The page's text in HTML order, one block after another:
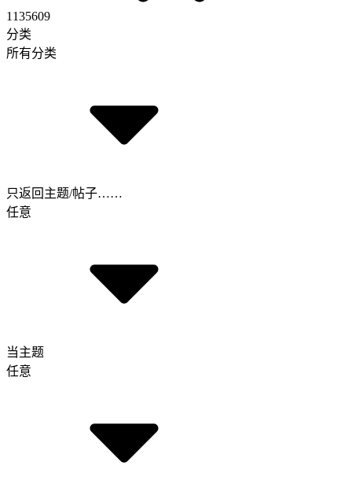
1135609
分类
所有分类
只返回主题/帖子……
任意
当主题
任意